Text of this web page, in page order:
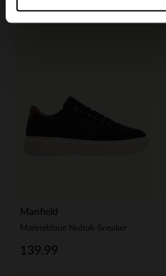
Manfield
Marineblaue Nubuk-Sneaker
139.99